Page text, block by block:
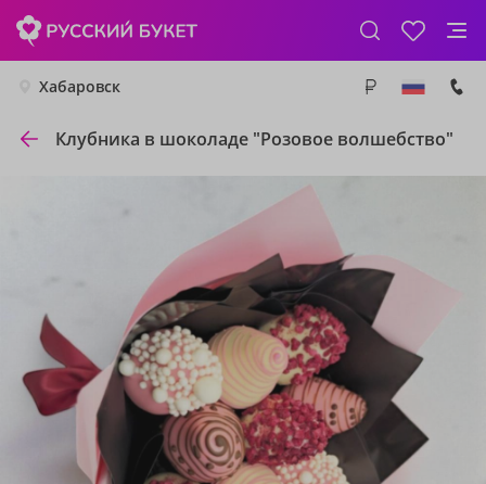
Хабаровск
Клубника в шоколаде "Розовое волшебство"